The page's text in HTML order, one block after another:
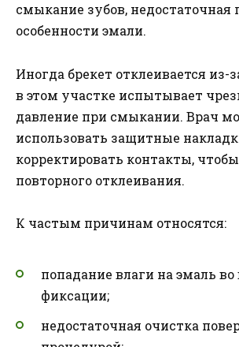
смыкание зубов, недостаточная
особенности эмали.
Иногда брекет отклеивается из-
в этом участке испытывает
давление при смыкании. Врач
использовать защитные
корректировать контакты,
повторного отклеивания.
К частым причинам относятся:
попадание влаги на эмаль
фиксации;
недостаточная очистка